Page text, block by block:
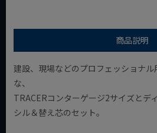
商品説明
建設、現場などのプロフェッショナ
な、
TRACERコンターゲージ2サイズとデ
シル＆替え芯のセット。